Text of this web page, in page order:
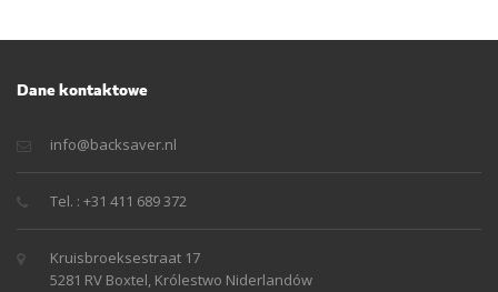
Dane kontaktowe
info@backsaver.nl
Tel. : +31 411 689 372
Kruisbroeksestraat 17
5281 RV Boxtel, Królestwo Niderlandów